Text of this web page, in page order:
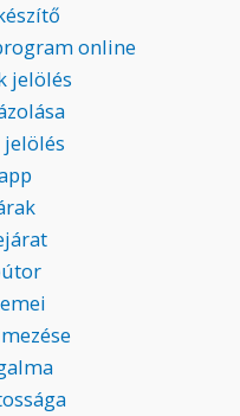
online
jelölés